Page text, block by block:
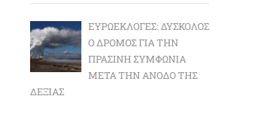
ΕΥΡΩΕΚΛΟΓΈΣ: ΔΎΣΚΟΛΟΣ
Ο ΔΡΌΜΟΣ ΓΙΑ ΤΗΝ
ΠΡΆΣΙΝΗ ΣΥΜΦΩΝΊΑ
ΜΕΤΆ ΤΗΝ ΆΝΟΔΟ ΤΗΣ
ΔΕΞΙΆΣ